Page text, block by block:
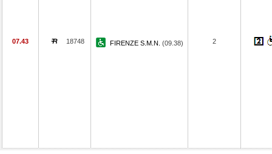
07.43 18748 FIRENZE S.M.N. (09.38) 2